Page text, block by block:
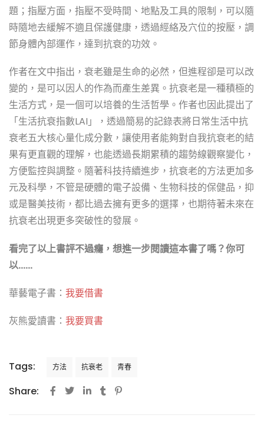
題；指壓方面，指壓不受時間、地點及工具的限制，可以隨
時隨地去緩解不適且保護健康，透過經絡及穴位的按壓，調
節身體內部運作，達到抗衰的功效。
作者在文中指出，衰老雖是生命的必然，但進程卻是可以改
變的，是可以因人的作為而產生差異。抗衰老是一種積極的
生活方式，是一個可以培養的生活哲學。作者也因此提出了
「生活抗衰指數LAI」，透過簡易的記錄表將日常生活中抗
衰老五大核心量化成分數，讓使用者能夠對自我抗衰老的結
果有更直觀的理解，也能透過長期累積的趨勢線觀察變化，
方便監控與調整。隨著科技持續進步，抗衰老的方法更加多
元及科學，不管是硬體的電子設備、生物科技的保健品，抑
或是醫美技術，都比過去擁有更多的選擇，也期待著未來在
抗衰老出現更多突破性的發展。
看完了以上書評不過癮，想進一步閱讀這本書了嗎？你可
以……
華藝電子書： 我要借書
灰熊愛讀書： 我要買書
Tags: 方法 抗衰老 青春
Share: